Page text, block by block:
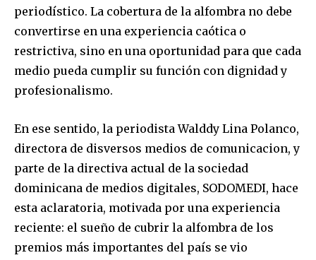
periodístico. La cobertura de la alfombra no debe
convertirse en una experiencia caótica o
restrictiva, sino en una oportunidad para que cada
medio pueda cumplir su función con dignidad y
profesionalismo.
En ese sentido, la periodista Walddy Lina Polanco,
directora de disversos medios de comunicacion, y
parte de la directiva actual de la sociedad
dominicana de medios digitales, SODOMEDI, hace
esta aclaratoria, motivada por una experiencia
reciente: el sueño de cubrir la alfombra de los
premios más importantes del país se vio